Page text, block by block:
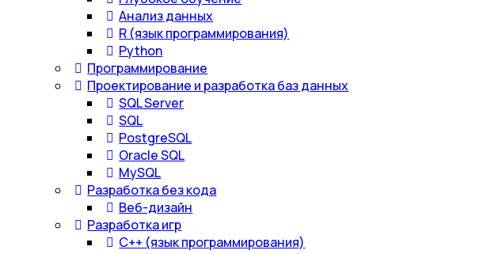
Анализ данных
R (язык программирования)
Python
Программирование
Проектирование и разработка баз данных
SQL Server
SQL
PostgreSQL
Oracle SQL
MySQL
Разработка без кода
Веб-дизайн
Разработка игр
С++ (язык программирования)